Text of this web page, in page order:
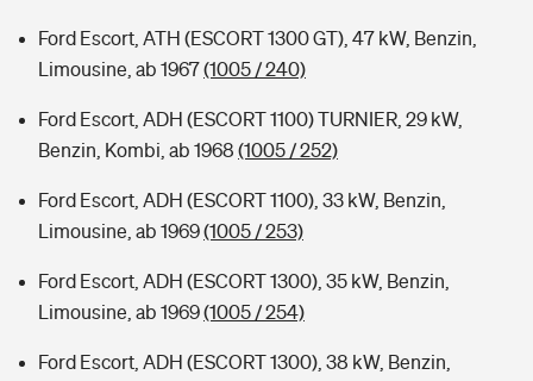
Ford Escort, ATH (ESCORT 1300 GT), 47 kW, Benzin,
Limousine, ab 1967(1005 / 240)
Ford Escort, ADH (ESCORT 1100) TURNIER, 29 kW,
Benzin, Kombi, ab 1968 (1005 / 252)
Ford Escort, ADH (ESCORT 1100), 33 kW, Benzin,
Limousine, ab 1969(1005 / 253)
Ford Escort, ADH (ESCORT 1300), 35 kW, Benzin,
Limousine, ab 1969(1005 / 254)
Ford Escort, ADH (ESCORT 1300), 38 kW, Benzin,